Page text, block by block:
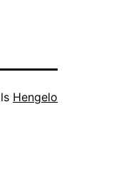
Hengelo